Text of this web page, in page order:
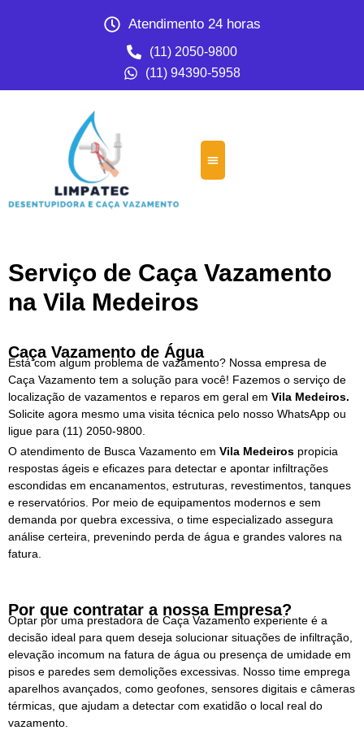
Atendimento 24 horas
(11) 2050-9800
(11) 94390-5958
Serviço de Caça Vazamento
na Vila Medeiros
Caça Vazamento de Água
Está com algum problema de vazamento? Nossa empresa de
Caça Vazamento tem a solução para você! Fazemos o serviço de
localização de vazamentos e reparos em geral em Vila Medeiros.
Solicite agora mesmo uma visita técnica pelo nosso WhatsApp ou
ligue para (11) 2050-9800.
O atendimento de Busca Vazamento em Vila Medeiros propicia
respostas ágeis e eficazes para detectar e apontar infiltrações
escondidas em encanamentos, estruturas, revestimentos, tanques
e reservatórios. Por meio de equipamentos modernos e sem
demanda por quebra excessiva, o time especializado assegura
análise certeira, prevenindo perda de água e grandes valores na
fatura.
Por que contratar a nossa Empresa?
Optar por uma prestadora de Caça Vazamento experiente é a
decisão ideal para quem deseja solucionar situações de infiltração,
elevação incomum na fatura de água ou presença de umidade em
pisos e paredes sem demolições excessivas. Nosso time emprega
aparelhos avançados, como geofones, sensores digitais e câmeras
térmicas, que ajudam a detectar com exatidão o local real do
vazamento.